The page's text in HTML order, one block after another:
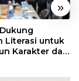
»
Literasi untuk
Karakter dan